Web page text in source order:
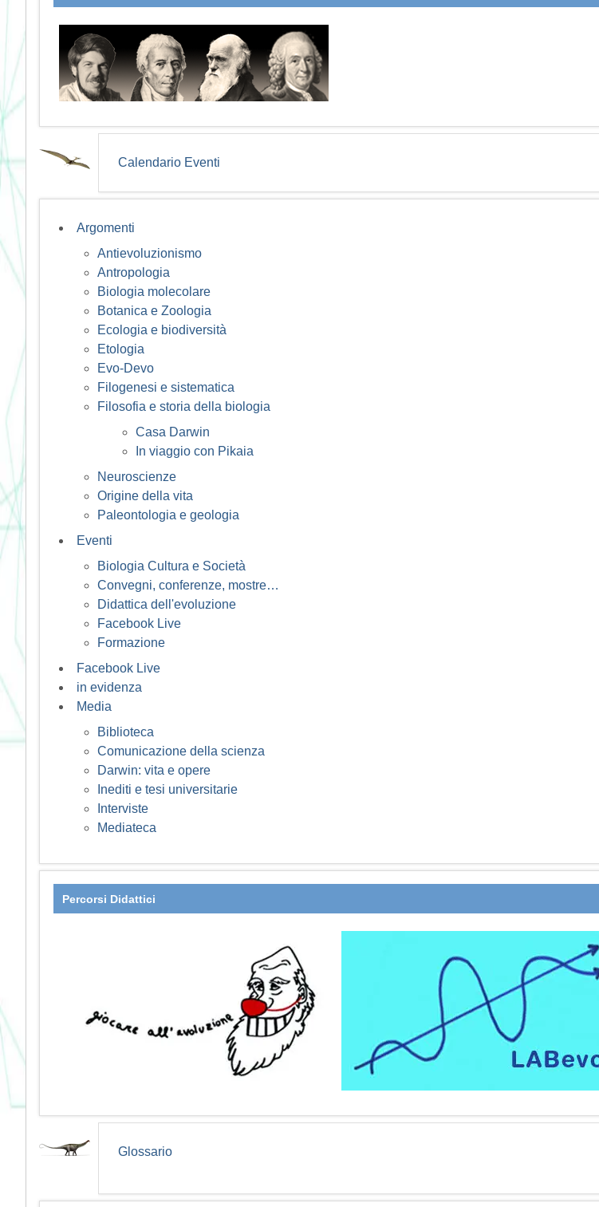
Calendario Eventi
Argomenti
Antievoluzionismo
Antropologia
Biologia molecolare
Botanica e Zoologia
Ecologia e biodiversità
Etologia
Evo-Devo
Filogenesi e sistematica
Filosofia e storia della biologia
Casa Darwin
In viaggio con Pikaia
Neuroscienze
Origine della vita
Paleontologia e geologia
Eventi
Biologia Cultura e Società
Convegni, conferenze, mostre…
Didattica dell'evoluzione
Facebook Live
Formazione
Facebook Live
in evidenza
Media
Biblioteca
Comunicazione della scienza
Darwin: vita e opere
Inediti e tesi universitarie
Interviste
Mediateca
Percorsi Didattici
Glossario